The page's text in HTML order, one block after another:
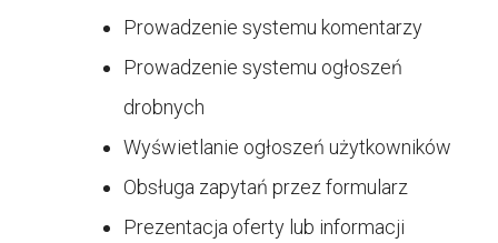
Prowadzenie systemu komentarzy
Prowadzenie systemu ogłoszeń
drobnych
Wyświetlanie ogłoszeń użytkowników
Obsługa zapytań przez formularz
Prezentacja oferty lub informacji